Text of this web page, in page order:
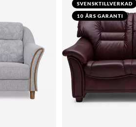
SVENSKTILLVERKAD
10 ÅRS GARANTI